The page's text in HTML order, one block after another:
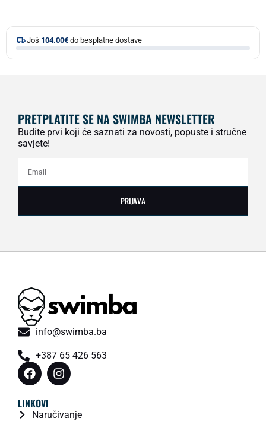
Još 104.00€ do besplatne dostave
PRETPLATITE SE NA SWIMBA NEWSLETTER
Budite prvi koji će saznati za novosti, popuste i stručne
savjete!
PRIJAVA
info@swimba.ba
+387 65 426 563
LINKOVI
Naručivanje